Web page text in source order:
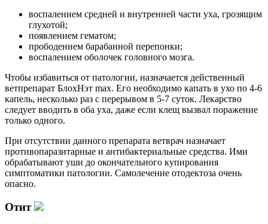
воспалением средней и внутренней части уха, грозящим
глухотой;
появлением гематом;
прободением барабанной перепонки;
воспалением оболочек головного мозга.
Чтобы избавиться от патологии, назначается действенный
ветпрепарат БлохНэт max. Его необходимо капать в ухо по 4-6
капель, несколько раз с перерывом в 5-7 суток. Лекарство
следует вводить в оба уха, даже если клещ вызвал поражение
только одного.
При отсутствии данного препарата ветврач назначает
противопаразитарные и антибактериальные средства. Ими
обрабатывают уши до окончательного купирования
симптоматики патологии. Самолечение отодектоза очень
опасно.
Отит